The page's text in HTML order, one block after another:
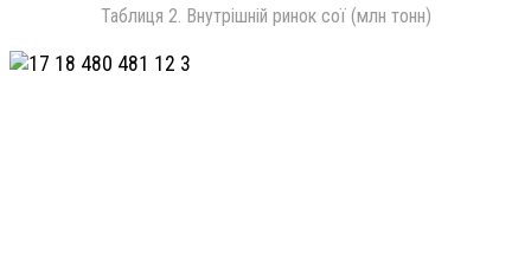
Таблиця 2. Внутрішній ринок сої (млн тонн)